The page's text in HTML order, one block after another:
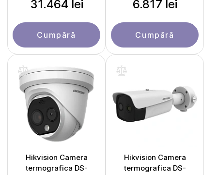
31.464 lei
Cumpără
6.817 lei
Cumpără
Hikvision Camera
termografica DS-
Hikvision Camera
termografica DS-